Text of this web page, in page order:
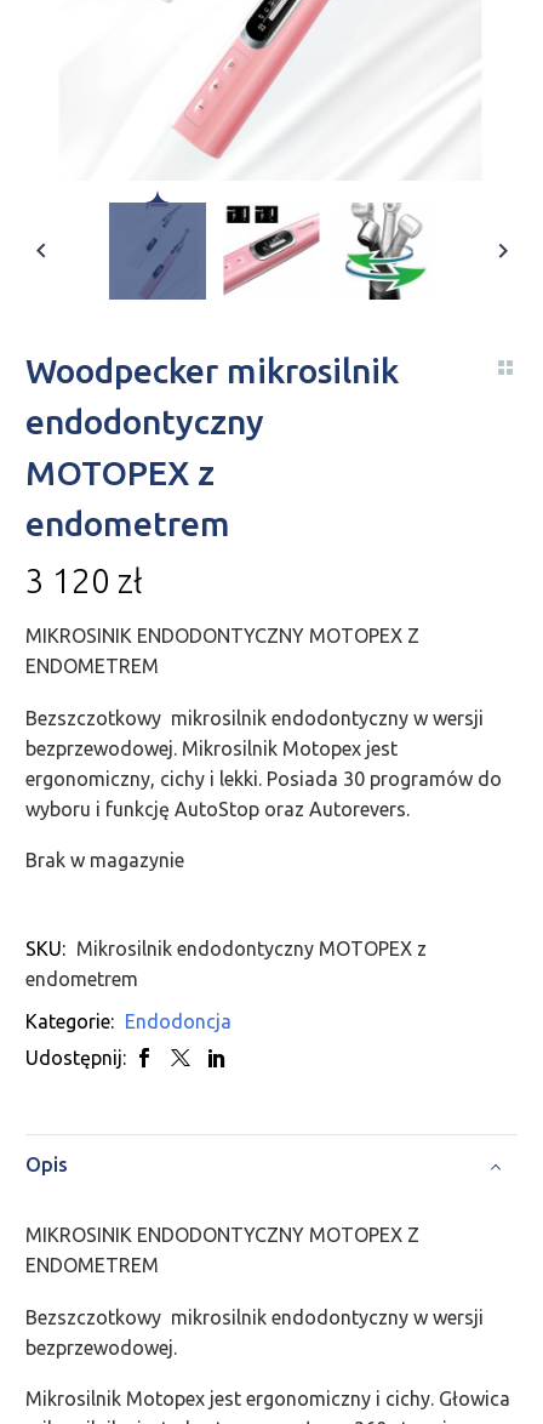
Woodpecker mikrosilnik
endodontyczny
MOTOPEX z
endometrem
3 120 zł
MIKROSINIK ENDODONTYCZNY MOTOPEX Z
ENDOMETREM
Bezszczotkowy mikrosilnik endodontyczny w wersji
bezprzewodowej. Mikrosilnik Motopex jest
ergonomiczny, cichy i lekki. Posiada 30 programów do
wyboru i funkcję AutoStop oraz Autorevers.
Brak w magazynie
SKU: Mikrosilnik endodontyczny MOTOPEX z
endometrem
Kategorie: Endodoncja
Udostępnij:
Opis
MIKROSINIK ENDODONTYCZNY MOTOPEX Z
ENDOMETREM
Bezszczotkowy mikrosilnik endodontyczny w wersji
bezprzewodowej.
Mikrosilnik Motopex jest ergonomiczny i cichy. Głowica